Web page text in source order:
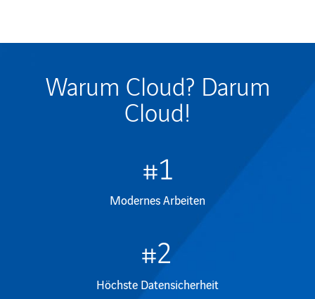
Warum Cloud? Darum
Cloud!
Modernes Arbeiten
Höchste Datensicherheit